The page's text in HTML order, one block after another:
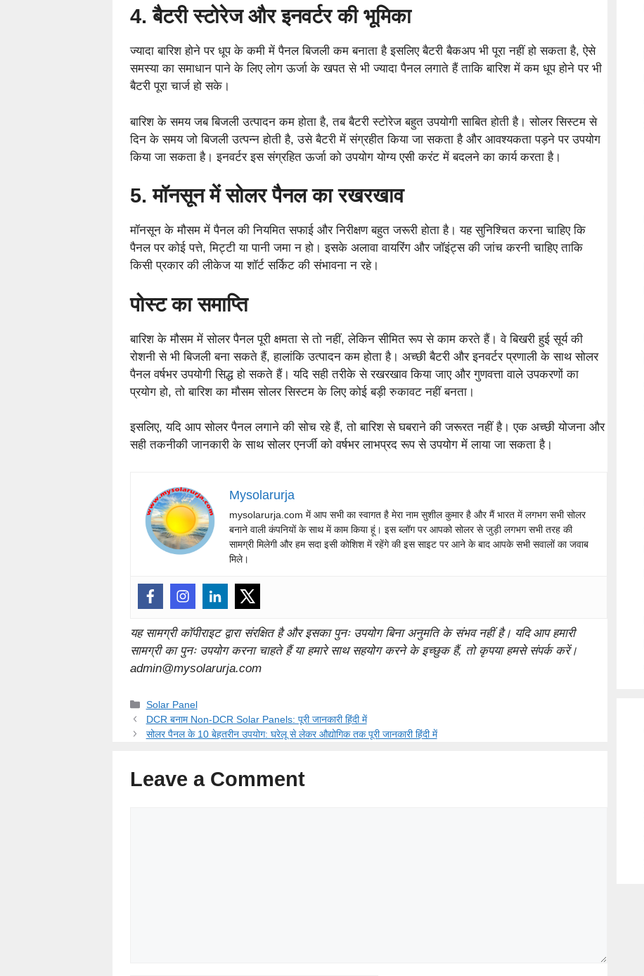
4. बैटरी स्टोरेज और इनवर्टर की भूमिका
ज्यादा बारिश होने पर धूप के कमी में पैनल बिजली कम बनाता है इसलिए बैटरी बैकअप भी पूरा नहीं हो सकता है, ऐसे
समस्या का समाधान पाने के लिए लोग ऊर्जा के खपत से भी ज्यादा पैनल लगाते हैं ताकि बारिश में कम धूप होने पर भी
बैटरी पूरा चार्ज हो सके।
बारिश के समय जब बिजली उत्पादन कम होता है, तब बैटरी स्टोरेज बहुत उपयोगी साबित होती है। सोलर सिस्टम से
दिन के समय जो बिजली उत्पन्न होती है, उसे बैटरी में संग्रहीत किया जा सकता है और आवश्यकता पड़ने पर उपयोग
किया जा सकता है। इनवर्टर इस संग्रहित ऊर्जा को उपयोग योग्य एसी करंट में बदलने का कार्य करता है।
5. मॉनसून में सोलर पैनल का रखरखाव
मॉनसून के मौसम में पैनल की नियमित सफाई और निरीक्षण बहुत जरूरी होता है। यह सुनिश्चित करना चाहिए कि
पैनल पर कोई पत्ते, मिट्टी या पानी जमा न हो। इसके अलावा वायरिंग और जॉइंट्स की जांच करनी चाहिए ताकि
किसी प्रकार की लीकेज या शॉर्ट सर्किट की संभावना न रहे।
पोस्ट का समाप्ति
बारिश के मौसम में सोलर पैनल पूरी क्षमता से तो नहीं, लेकिन सीमित रूप से काम करते हैं। वे बिखरी हुई सूर्य की
रोशनी से भी बिजली बना सकते हैं, हालांकि उत्पादन कम होता है। अच्छी बैटरी और इनवर्टर प्रणाली के साथ सोलर
पैनल वर्षभर उपयोगी सिद्ध हो सकते हैं। यदि सही तरीके से रखरखाव किया जाए और गुणवत्ता वाले उपकरणों का
प्रयोग हो, तो बारिश का मौसम सोलर सिस्टम के लिए कोई बड़ी रुकावट नहीं बनता।
इसलिए, यदि आप सोलर पैनल लगाने की सोच रहे हैं, तो बारिश से घबराने की जरूरत नहीं है। एक अच्छी योजना और
सही तकनीकी जानकारी के साथ सोलर एनर्जी को वर्षभर लाभप्रद रूप से उपयोग में लाया जा सकता है।
Mysolarurja
mysolarurja.com में आप सभी का स्वागत है मेरा नाम सुशील कुमार है और मैं भारत में लगभग सभी सोलर
बनाने वाली कंपनियों के साथ में काम किया हूं। इस ब्लॉग पर आपको सोलर से जुड़ी लगभग सभी तरह की
सामग्री मिलेगी और हम सदा इसी कोशिश में रहेंगे की इस साइट पर आने के बाद आपके सभी सवालों का जवाब
मिले।
यह सामग्री कॉपीराइट द्वारा संरक्षित है और इसका पुनः उपयोग बिना अनुमति के संभव नहीं है। यदि आप हमारी
सामग्री का पुनः उपयोग करना चाहते हैं या हमारे साथ सहयोग करने के इच्छुक हैं, तो कृपया हमसे संपर्क करें।
admin@mysolarurja.com
Categories
Solar Panel
DCR बनाम Non-DCR Solar Panels: पूरी जानकारी हिंदी में
सोलर पैनल के 10 बेहतरीन उपयोग: घरेलू से लेकर औद्योगिक तक पूरी जानकारी हिंदी में
Leave a Comment